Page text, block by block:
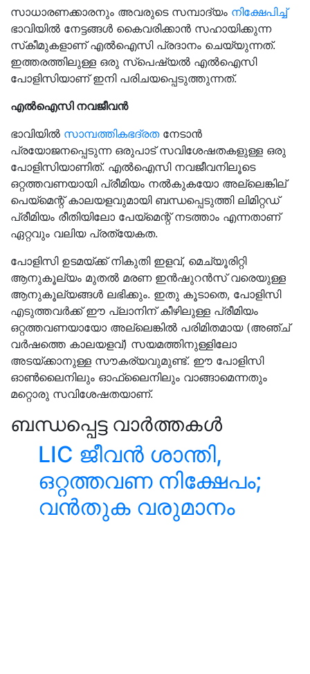
സാധാരണക്കാരനും അവരുടെ സമ്പാദ്യം നിക്ഷേപിച്ച്
ഭാവിയിൽ നേട്ടങ്ങൾ കൈവരിക്കാൻ സഹായിക്കുന്ന
സ്‌കീമുകളാണ് എല്‍ഐസി പ്രദാനം ചെയ്യുന്നത്.
ഇത്തരത്തിലുള്ള ഒരു സ്പെഷ്യൽ എൽഐസി
പോളിസിയാണ് ഇനി പരിചയപ്പെടുത്തുന്നത്.
എല്‍ഐസി നവജീവന്‍
ഭാവിയിൽ സാമ്പത്തികഭദ്രതനേടാൻ
പ്രയോജനപ്പെടുന്ന ഒരുപാട് സവിശേഷതകളുള്ള ഒരു
പോളിസിയാണിത്. എല്‍ഐസി നവജീവനിലൂടെ
ഒറ്റത്തവണയായി പ്രീമിയം നല്‍കുകയോ അല്ലെങ്കില്
പെയ്‌മെന്റ് കാലയളവുമായി ബന്ധപ്പെടുത്തി ലിമിറ്റഡ്
പ്രീമിയം രീതിയിലോ പേയ്മെന്റ് നടത്താം എന്നതാണ്
ഏറ്റവും വലിയ പ്രത്യേകത.
പോളിസി ഉടമയ്ക്ക് നികുതി ഇളവ്, മെച്യൂരിറ്റി
ആനുകൂല്യം മുതൽ മരണ ഇൻഷുറൻസ് വരെയുള്ള
ആനുകൂല്യങ്ങൾ ലഭിക്കും. ഇതു കൂടാതെ, പോളിസി
എടുത്തവർക്ക് ഈ പ്ലാനിന് കീഴിലുള്ള പ്രീമിയം
ഒറ്റത്തവണയായോ അല്ലെങ്കിൽ പരിമിതമായ (അഞ്ച്
വർഷത്തെ കാലയളവ്) സയമത്തിനുള്ളിലോ
അടയ്ക്കാനുള്ള സൗകര്യവുമുണ്ട്. ഈ പോളിസി
ഓൺലൈനിലും ഓഫ്‌ലൈനിലും വാങ്ങാമെന്നതും
മറ്റൊരു സവിശേഷതയാണ്.
ബന്ധപ്പെട്ട വാർത്തകൾ
LIC ജീവൻ ശാന്തി,
ഒറ്റത്തവണ നിക്ഷേപം;
വൻതുക വരുമാനം